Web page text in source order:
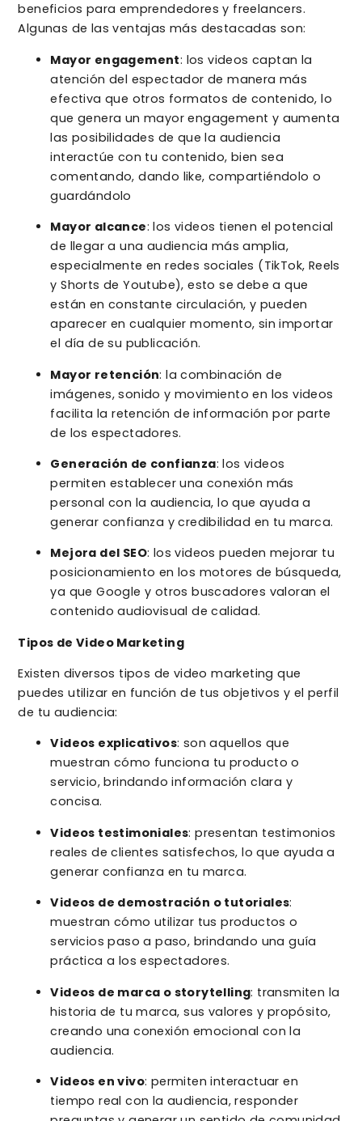
beneficios para emprendedores y freelancers.
Algunas de las ventajas más destacadas son:
Mayor engagement: los videos captan la
atención del espectador de manera más
efectiva que otros formatos de contenido, lo
que genera un mayor engagement y aumenta
las posibilidades de que la audiencia
interactúe con tu contenido, bien sea
comentando, dando like, compartiéndolo o
guardándolo
Mayor alcance: los videos tienen el potencial
de llegar a una audiencia más amplia,
especialmente en redes sociales (TikTok, Reels
y Shorts de Youtube), esto se debe a que
están en constante circulación, y pueden
aparecer en cualquier momento, sin importar
el día de su publicación.
Mayor retención: la combinación de
imágenes, sonido y movimiento en los videos
facilita la retención de información por parte
de los espectadores.
Generación de confianza: los videos
permiten establecer una conexión más
personal con la audiencia, lo que ayuda a
generar confianza y credibilidad en tu marca.
Mejora del SEO: los videos pueden mejorar tu
posicionamiento en los motores de búsqueda,
ya que Google y otros buscadores valoran el
contenido audiovisual de calidad.
Tipos de Video Marketing
Existen diversos tipos de video marketing que
puedes utilizar en función de tus objetivos y el perfil
de tu audiencia:
Videos explicativos: son aquellos que
muestran cómo funciona tu producto o
servicio, brindando información clara y
concisa.
Videos testimoniales: presentan testimonios
reales de clientes satisfechos, lo que ayuda a
generar confianza en tu marca.
Videos de demostración o tutoriales:
muestran cómo utilizar tus productos o
servicios paso a paso, brindando una guía
práctica a los espectadores.
Videos de marca o storytelling: transmiten la
historia de tu marca, sus valores y propósito,
creando una conexión emocional con la
audiencia.
Videos en vivo: permiten interactuar en
tiempo real con la audiencia, responder